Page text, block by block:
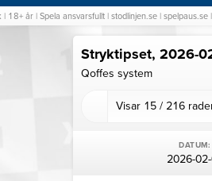
18+ år | Spela ansvarsfullt | stodlinjen.se |
Stryktipset, 2026-
Qoffes system
Visar 15/ 216
DATUM:
2026-